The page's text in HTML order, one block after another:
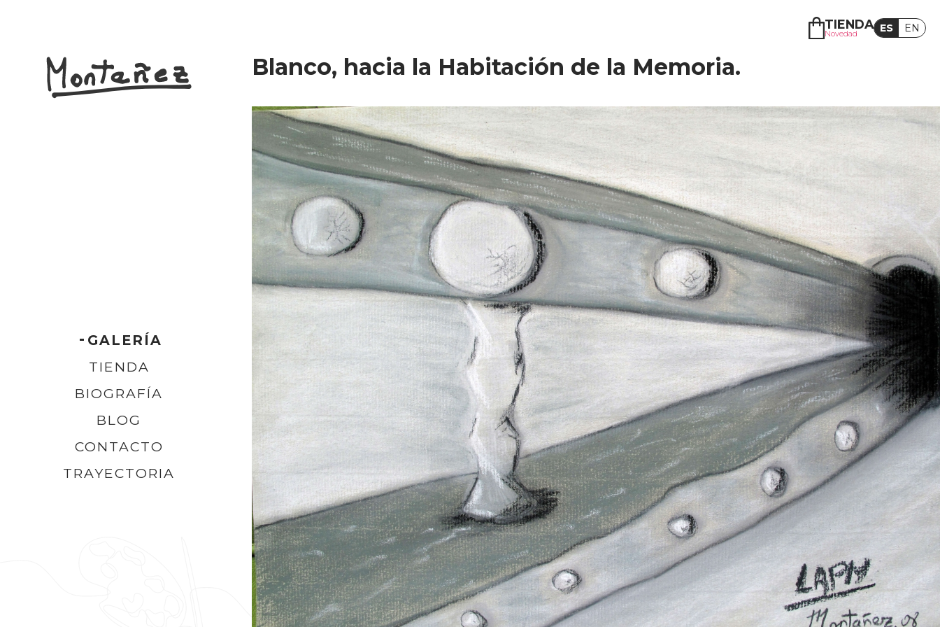
GALERÍA
TIENDA
BIOGRAFÍA
BLOG
CONTACTO
TRAYECTORIA
TIENDA
Novedad ES EN
Blanco, hacia la Habitación de la Memoria.